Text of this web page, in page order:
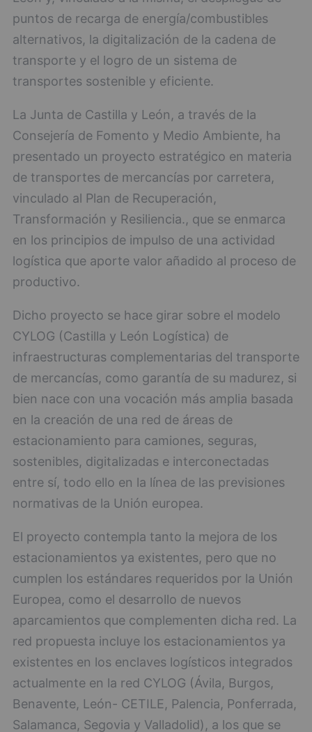
puntos de recarga de energía/combustibles
alternativos, la digitalización de la cadena de
transporte y el logro de un sistema de
transportes sostenible y eficiente.
La Junta de Castilla y León, a través de la
Consejería de Fomento y Medio Ambiente, ha
presentado un proyecto estratégico en materia
de transportes de mercancías por carretera,
vinculado al Plan de Recuperación,
Transformación y Resiliencia., que se enmarca
en los principios de impulso de una actividad
logística que aporte valor añadido al proceso de
productivo.
Dicho proyecto se hace girar sobre el modelo
CYLOG (Castilla y León Logística) de
infraestructuras complementarias del transporte
de mercancías, como garantía de su madurez, si
bien nace con una vocación más amplia basada
en la creación de una red de áreas de
estacionamiento para camiones, seguras,
sostenibles, digitalizadas e interconectadas
entre sí, todo ello en la línea de las previsiones
normativas de la Unión europea.
El proyecto contempla tanto la mejora de los
estacionamientos ya existentes, pero que no
cumplen los estándares requeridos por la Unión
Europea, como el desarrollo de nuevos
aparcamientos que complementen dicha red. La
red propuesta incluye los estacionamientos ya
existentes en los enclaves logísticos integrados
actualmente en la red CYLOG (Ávila, Burgos,
Benavente, León- CETILE, Palencia, Ponferrada,
Salamanca, Segovia y Valladolid), a los que se